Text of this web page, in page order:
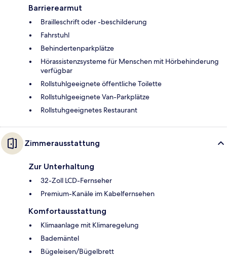
Barrierearmut
Brailleschrift oder -beschilderung
Fahrstuhl
Behindertenparkplätze
Hörassistenzsysteme für Menschen mit Hörbehinderung
verfügbar
Rollstuhlgeeignete öffentliche Toilette
Rollstuhlgeeignete Van-Parkplätze
Rollstuhgeeignetes Restaurant
Zimmerausstattung
Zur Unterhaltung
32-Zoll LCD-Fernseher
Premium-Kanäle im Kabelfernsehen
Komfortausstattung
Klimaanlage mit Klimaregelung
Bademäntel
Bügeleisen/Bügelbrett